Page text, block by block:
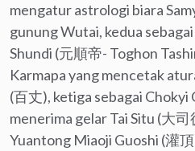
mengatur astrologi biara
gunung Wutai, kedua
Shundi (元順帝- Toghon
Karmapa yang mencetak
(百丈), ketiga sebagai Chokyi
menerima gelar Tai Situ (大
Yuantong Miaoji Guoshi (灌